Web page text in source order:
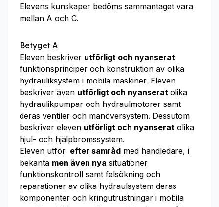
Elevens kunskaper bedöms sammantaget vara
mellan A och C.
Betyget A
Eleven beskriver utförligt och nyanserat
funktionsprinciper och konstruktion av olika
hydrauliksystem i mobila maskiner. Eleven
beskriver även utförligt och nyanserat olika
hydraulikpumpar och hydraulmotorer samt
deras ventiler och manöversystem. Dessutom
beskriver eleven utförligt och nyanserat olika
hjul- och hjälpbromssystem.
Eleven utför, efter samråd med handledare, i
bekanta men även nya situationer
funktionskontroll samt felsökning och
reparationer av olika hydraulsystem deras
komponenter och kringutrustningar i mobila